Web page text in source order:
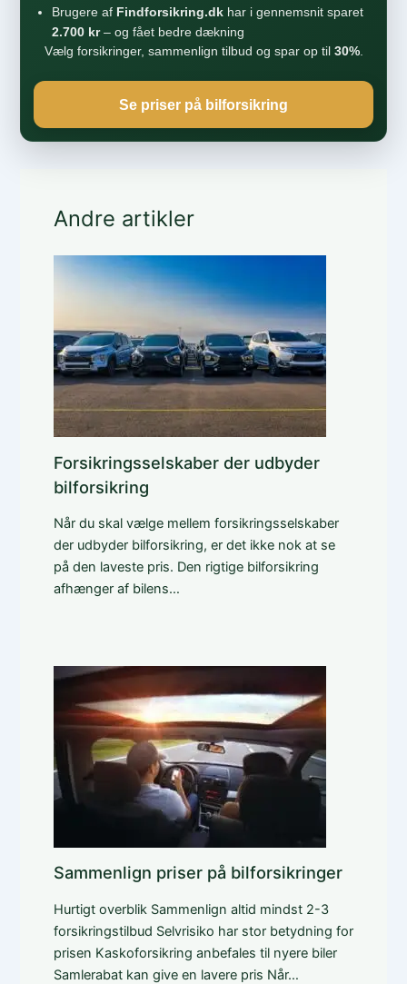
Brugere af Findforsikring.dk har i gennemsnit sparet
2.700 kr– og fået bedre dækning
Vælg forsikringer, sammenlign tilbud og spar op til 30%.
Se priser på bilforsikring
Andre artikler
Forsikringsselskaber der udbyder
bilforsikring
Når du skal vælge mellem forsikringsselskaber
der udbyder bilforsikring, er det ikke nok at se
på den laveste pris. Den rigtige bilforsikring
afhænger af bilens…
Sammenlign priser på bilforsikringer
Hurtigt overblik Sammenlign altid mindst 2-3
forsikringstilbud Selvrisiko har stor betydning for
prisen Kaskoforsikring anbefales til nyere biler
Samlerabat kan give en lavere pris Når…